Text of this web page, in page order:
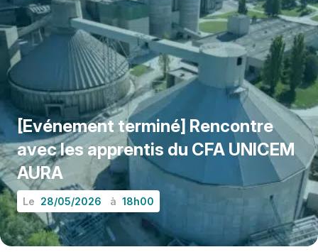
[Evénement terminé] Rencontre
avec les apprentis du CFA UNICEM
AURA
Le 28/05/2026 à 18h00
EN SAVOIR PLUS